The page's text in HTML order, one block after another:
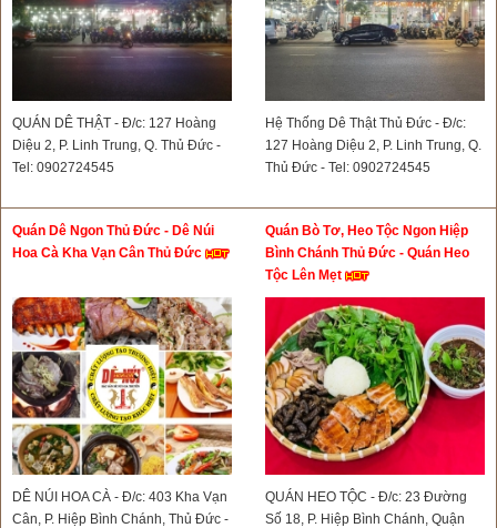
QUÁN DÊ THẬT - Đ/c: 127 Hoàng
Diệu 2, P. Linh Trung, Q. Thủ Đức -
Tel: 0902724545
Hệ Thống Dê Thật Thủ Đức - Đ/c:
127 Hoàng Diệu 2, P. Linh Trung, Q.
Thủ Đức - Tel: 0902724545
Quán Dê Ngon Thủ Đức - Dê Núi
Hoa Cà Kha Vạn Cân Thủ Đức
DÊ NÚI HOA CÀ - Đ/c: 403 Kha Vạn
Cân, P. Hiệp Bình Chánh, Thủ Đức -
Quán Bò Tơ, Heo Tộc Ngon Hiệp
Bình Chánh Thủ Đức - Quán Heo
Tộc Lên Mẹt
QUÁN HEO TỘC - Đ/c: 23 Đường
Số 18, P. Hiệp Bình Chánh, Quận